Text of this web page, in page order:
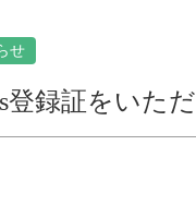
せ
登録証をいた